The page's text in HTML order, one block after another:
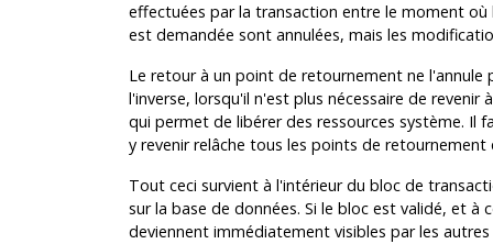
effectuées par la transaction entre le moment
est demandée sont annulées, mais les
Le retour à un point de retournement ne
l'inverse, lorsqu'il n'est plus nécessaire de
qui permet de libérer des ressources système.
y revenir relâche tous les points de
Tout ceci survient à l'intérieur du bloc de
sur la base de données. Si le bloc est validé, et
deviennent immédiatement visibles par les